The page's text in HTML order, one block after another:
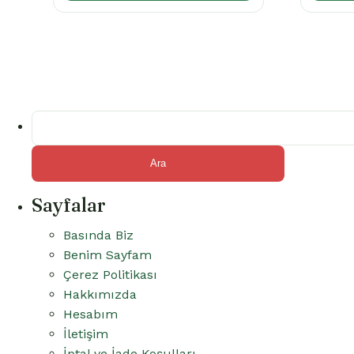
Arama:
Sayfalar
Basında Biz
Benim Sayfam
Çerez Politikası
Hakkımızda
Hesabım
İletişim